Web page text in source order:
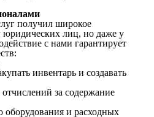
получил широкое
юридических лиц, но даже у
с нами гарантирует
инвентарь и создавать
за содержание
оборудования и расходных